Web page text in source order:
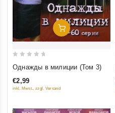
Добавить В Корзину
out
of
Однажды в милиции (Том 3)
€2,99
inkl. Mwst., zzgl. Versand